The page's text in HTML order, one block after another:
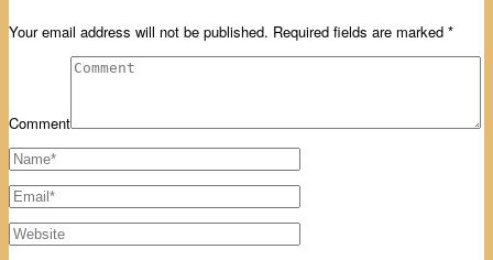
Your email address will not be published. Required fields are marked *
Comment